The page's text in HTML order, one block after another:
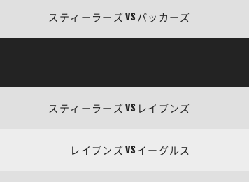
スティーラーズ VS パッカーズ
スティーラーズ VS レイブンズ
レイブンズ VS イーグルス